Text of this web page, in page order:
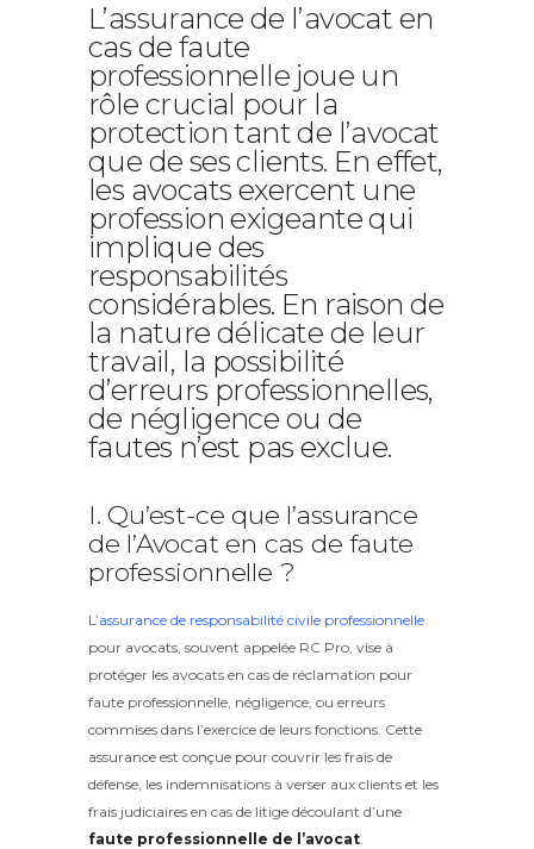
L’assurance de l’avocat en
cas de faute
professionnelle joue un
rôle crucial pour la
protection tant de l’avocat
que de ses clients. En effet,
les avocats exercent une
profession exigeante qui
implique des
responsabilités
considérables. En raison de
la nature délicate de leur
travail, la possibilité
d’erreurs professionnelles,
de négligence ou de
fautes n’est pas exclue.
I. Qu’est-ce que l’assurance
de l’Avocat en cas de faute
professionnelle ?
L’assurance de responsabilité civile professionnelle
pour avocats, souvent appelée RC Pro, vise à
protéger les avocats en cas de réclamation pour
faute professionnelle, négligence, ou erreurs
commises dans l’exercice de leurs fonctions. Cette
assurance est conçue pour couvrir les frais de
défense, les indemnisations à verser aux clients et les
frais judiciaires en cas de litige découlant d’une
faute professionnelle de l’avocat